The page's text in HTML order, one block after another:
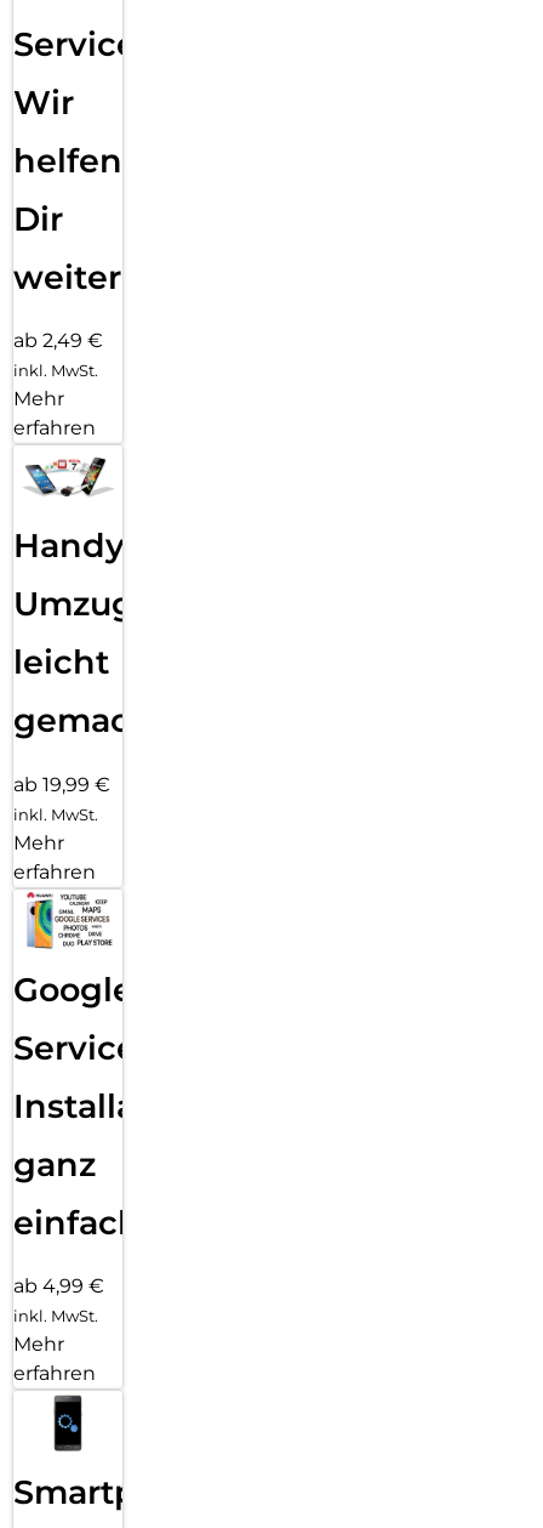
Service:
Wir
helfen
Dir
weiter
ab 2,49 €
inkl. MwSt.
Mehr
erfahren
Handy
Umzug
leicht
gemacht!
ab 19,99 €
inkl. MwSt.
Mehr
erfahren
Google
Services
Installation
ganz
einfach
ab 4,99 €
inkl. MwSt.
Mehr
erfahren
Smartphone